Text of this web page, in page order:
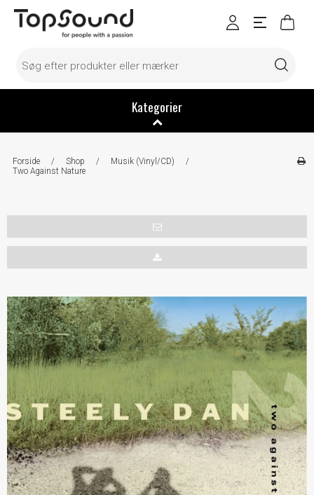
Kategorier
Forside / Shop / Musik (Vinyl/CD)
/
Two Against Nature